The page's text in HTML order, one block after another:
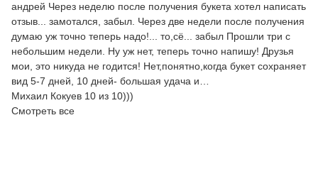
андрей Через неделю после получения букета хотел написать
отзыв... замотался, забыл. Через две недели после получения
думаю уж точно теперь надо!... то,сё... забыл Прошли три с
небольшим недели. Ну уж нет, теперь точно напишу! Друзья
мои, это никуда не годится! Нет,понятно,когда букет сохраняет
вид 5-7 дней, 10 дней- большая удача и…
Михаил Кокуев 10 из 10)))
Смотреть все